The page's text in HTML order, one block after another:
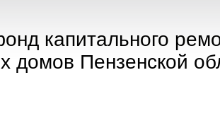
капитального
домов Пензенской